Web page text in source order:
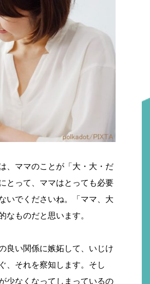
、ママのことが「大・大・だ
とって、ママはとっても必要
いでくださいね。「ママ、大
なものだと思います。
良い関係に嫉妬して、いじけ
、それを察知します。そし
少なくなってしまっているの